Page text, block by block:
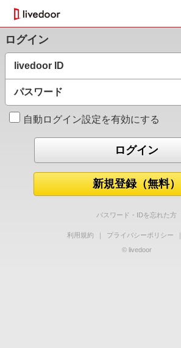
ログイン
livedoor ID
パスワード
自動ログイン設定を有効にする
新規登録（無料）
パスワード・IDを忘れた方
利用規約 ｜ プライバシーポリシー ｜
© livedoor